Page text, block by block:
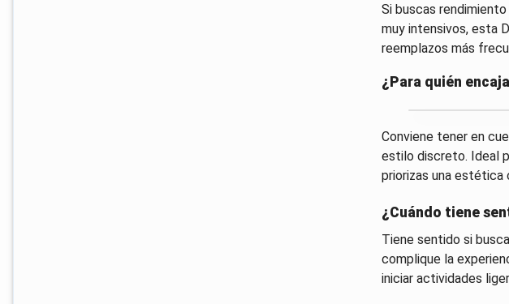
Si buscas
muy intensivos, esta
reemplazos más
¿Para quién
Conviene tener en
estilo discreto. Ideal
priorizas una estética
¿Cuándo tiene
Tiene sentido si
complique la
iniciar actividades